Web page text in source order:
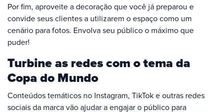
Por fim, aproveite a decoração que você já preparou e
convide seus clientes a utilizarem o espaço como um
cenário para fotos. Envolva seu público o máximo que
puder!
Turbine as redes com o tema da
Copa do Mundo
Conteúdos temáticos no Instagram, TikTok e outras redes
sociais da marca vão ajudar a engajar o público para